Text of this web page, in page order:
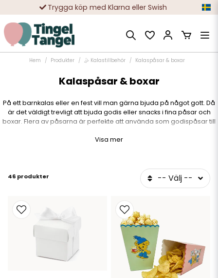
Trygga köp med Klarna eller Swish
10 000-tals nöjda kunder
Hem Produkter 🤹 Kalastillbehör Kalaspåsar & boxar
Kalaspåsar & boxar
På ett barnkalas eller en fest vill man gärna bjuda på något gott. Då
är det väldigt trevligt att bjuda godis eller snacks i fina påsar och
boxar. Flera av påsarna är perfekte att använda som godispåsar till
Visa mer
46 produkter -- Välj --